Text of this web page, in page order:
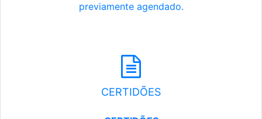
previamente agendado.
CERTIDÕES